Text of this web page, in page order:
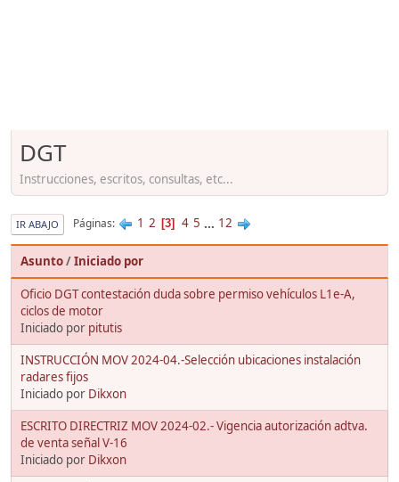
DGT
Instrucciones, escritos, consultas, etc...
IR ABAJO Páginas 1 2 3 4 5 ... 12
Asunto/Iniciado por
Oficio DGT contestación duda sobre permiso vehículos L1e-A,
ciclos de motor
Iniciado por pitutis
INSTRUCCIÓN MOV 2024-04.-Selección ubicaciones instalación
radares fijos
Iniciado por Dikxon
ESCRITO DIRECTRIZ MOV 2024-02.- Vigencia autorización adtva.
de venta señal V-16
Iniciado por Dikxon